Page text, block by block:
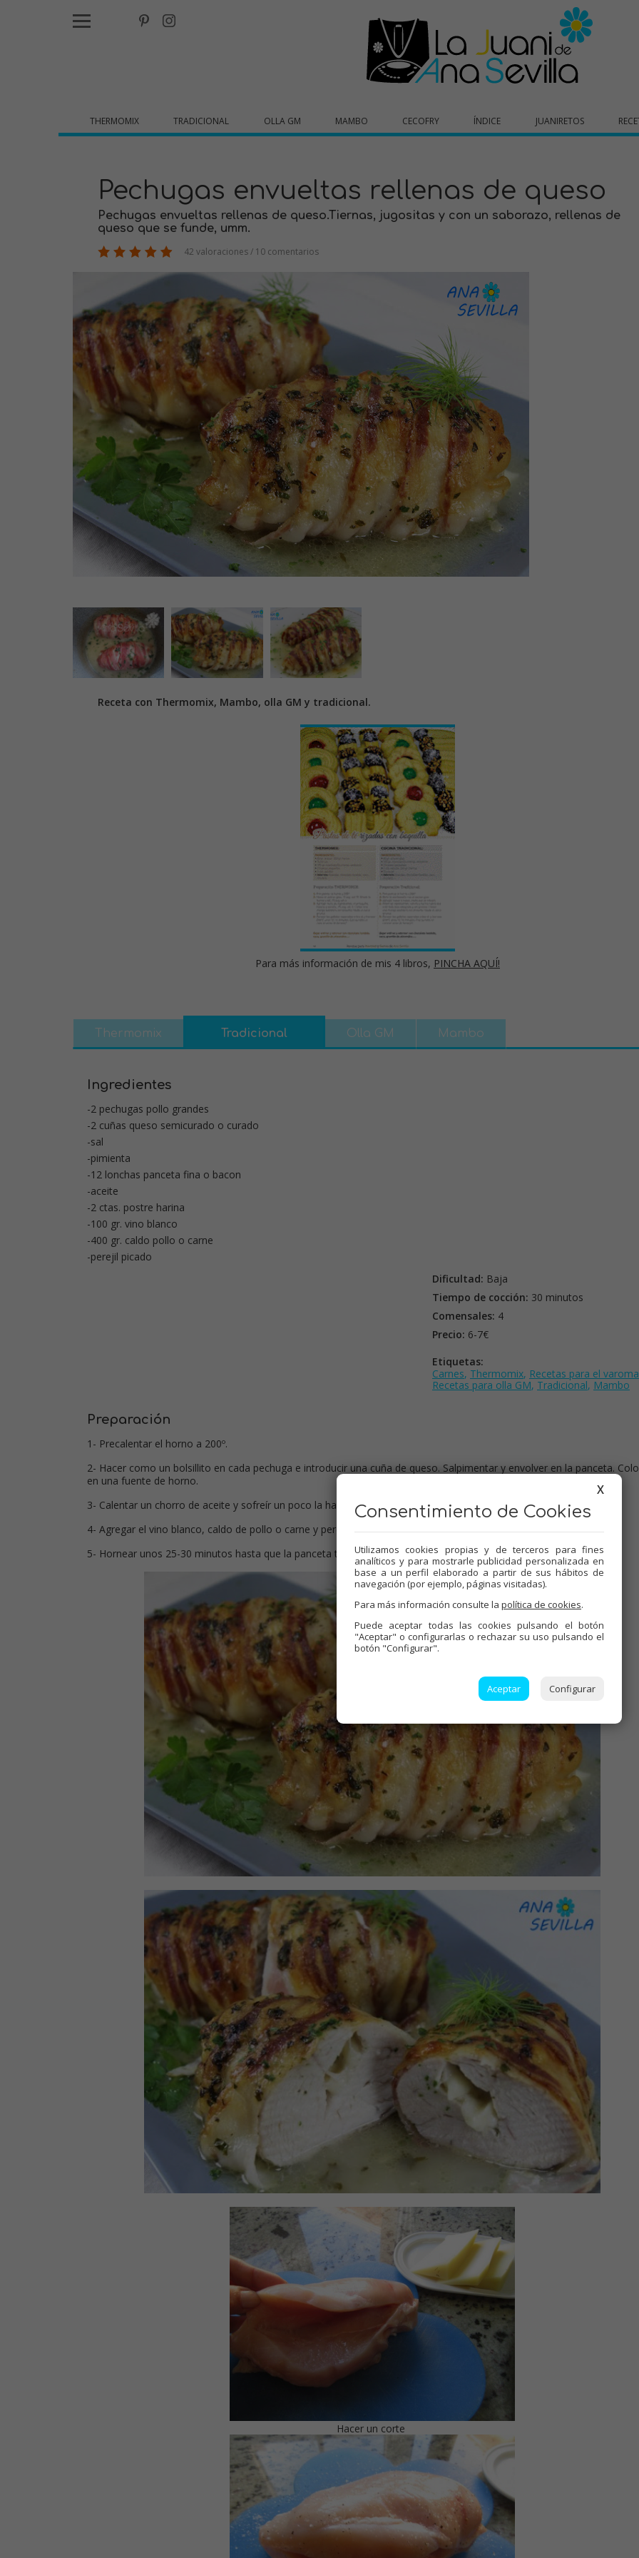
THERMOMIX TRADICIONAL OLLA GM MAMBO CECOFRY ÍNDICE JUANIRETOS
Pechugas envueltas rellenas de queso
Pechugas envueltas rellenas de queso.Tiernas, jugositas y con un saborazo, rellenas de
queso que se funde, umm.
42 valoraciones / 10 comentarios
Receta con Thermomix, Mambo, olla GM y tradicional.
Para más información de mis 4 libros, PINCHA AQUÍ!
Thermomix Tradicional Olla GM Mambo
Ingredientes
-2 pechugas pollo grandes
-2 cuñas queso semicurado o curado
-sal
-pimienta
-12 lonchas panceta fina o bacon
-aceite
-2 ctas. postre harina
-100 gr. vino blanco
-400 gr. caldo pollo o carne
-perejil picado
Dificultad: Baja
Tiempo de cocción: 30 minutos
Comensales: 4
Precio: 6-7€
Etiquetas:
Carnes, Thermomix, Recetas para el varoma
Recetas para olla GM, Tradicional, Mambo
Preparación
1- Precalentar el horno a 200º.
2- Hacer como un bolsillito en cada pechuga e introducir una cuña de queso. Salpimentar y envolver en la panceta.
en una fuente de horno.
3- Calentar un chorro de aceite y sofreír un poco la harina
4- Agregar el vino blanco, caldo de pollo o carne y perejil, y dar un hervor destapado, Volcar sobre las pechugas.
5- Hornear unos 25-30 minutos hasta que la panceta tome color
Hacer un corte
X
Consentimiento de Cookies
Utilizamos cookies propias y de terceros para fines
analíticos y para mostrarle publicidad personalizada en
base a un perfil elaborado a partir de sus hábitos de
navegación (por ejemplo, páginas visitadas).
Para más información consulte la política de cookies.
Puede aceptar todas las cookies pulsando el botón
"Aceptar" o configurarlas o rechazar su uso pulsando el
botón "Configurar".
Aceptar Configurar